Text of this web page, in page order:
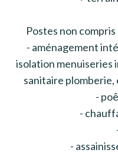
Postes non
- aménagement
isolation menuiseries
sanitaire
-
-
-